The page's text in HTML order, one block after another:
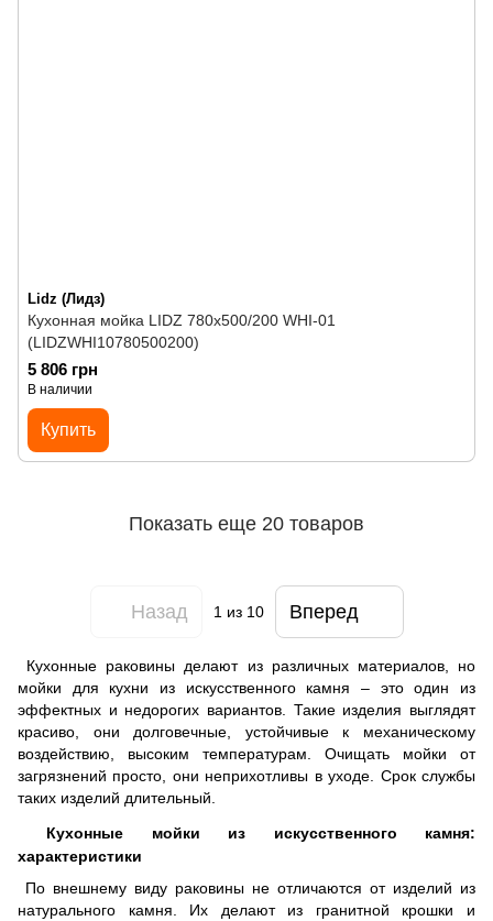
Lidz (Лидз)
Кухонная мойка LIDZ 780x500/200 WHI-01
(LIDZWHI10780500200)
5 806 грн
В наличии
Купить
Показать еще 20 товаров
Назад 1 из 10 Вперед
Кухонные раковины делают из различных материалов, но
мойки для кухни из искусственного камня – это один из
эффектных и недорогих вариантов. Такие изделия выглядят
красиво, они долговечные, устойчивые к механическому
воздействию, высоким температурам. Очищать мойки от
загрязнений просто, они неприхотливы в уходе. Срок службы
таких изделий длительный.
Кухонные мойки из искусственного камня:
характеристики
По внешнему виду раковины не отличаются от изделий из
натурального камня. Их делают из гранитной крошки и